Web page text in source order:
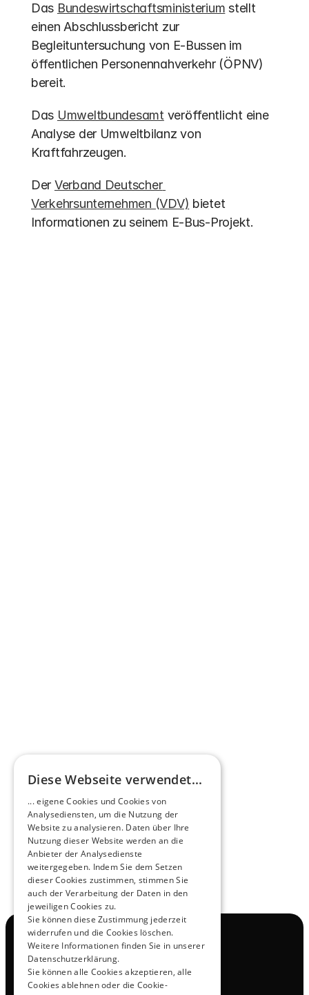
Das Bundeswirtschaftsministerium stellt
einen Abschlussbericht zur
Begleituntersuchung von E-Bussen im
öffentlichen Personennahverkehr (ÖPNV)
bereit.
Das Umweltbundesamt veröffentlicht eine
Analyse der Umweltbilanz von
Kraftfahrzeugen.
Der Verband Deutscher
Verkehrsunternehmen (VDV) bietet
Informationen zu seinem E-Bus-Projekt.
HEERO
Mehr erfahren
View All
Navigation
Kontakt
Probefahrt
Diese Webseite verwendet...
... eigene Cookies und Cookies von
Analysediensten, um die Nutzung der
Website zu analysieren. Daten über Ihre
Nutzung dieser Website werden an die
Anbieter der Analysedienste
weitergegeben. Indem Sie dem Setzen
dieser Cookies zustimmen, stimmen Sie
auch der Verarbeitung der Daten in den
jeweiligen Cookies zu.
Sie können diese Zustimmung jederzeit
widerrufen und die Cookies löschen.
Weitere Informationen finden Sie in unserer
Datenschutzerklärung.
Sie können alle Cookies akzeptieren, alle
Cookies ablehnen oder die Cookie-